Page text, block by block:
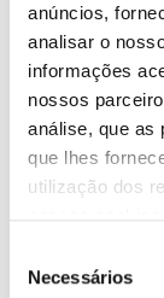
anúncios,
analisar o
informações
nossos
análise, que as
que lhes
utilização dos
Necessários